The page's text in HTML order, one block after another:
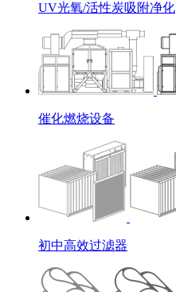
UV光氧/活性炭吸附净化
催化燃烧设备
初中高效过滤器